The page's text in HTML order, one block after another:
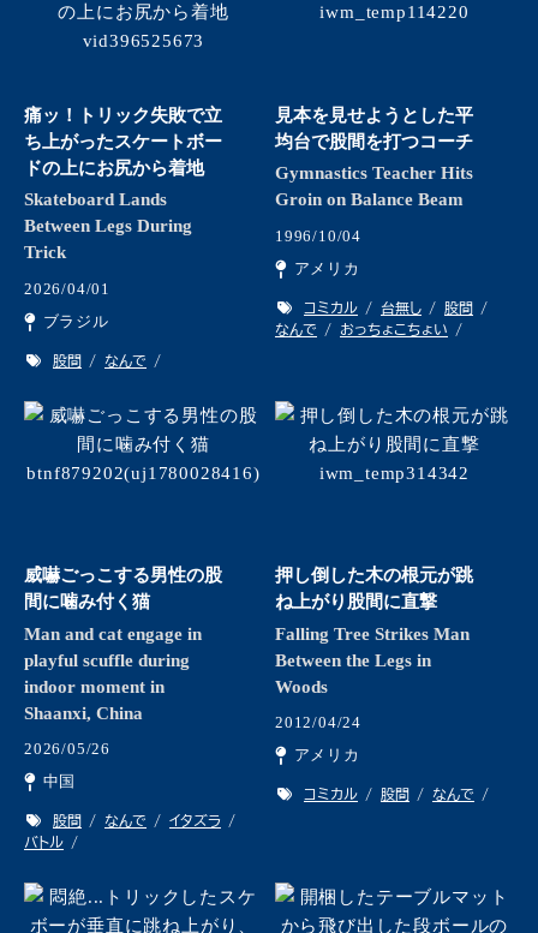
痛ッ！トリック失敗で立
ち上がったスケートボー
ドの上にお尻から着地
Skateboard Lands
Between Legs During
Trick
2026/04/01
ブラジル
股間 なんで
見本を見せようとした平
均台で股間を打つコーチ
Gymnastics Teacher Hits
Groin on Balance Beam
1996/10/04
アメリカ
コミカル 台無し
股間
なんで
おっちょこちょい
威嚇ごっこする男性の股
間に噛み付く猫
Man and cat engage in
playful scuffle during
indoor moment in
Shaanxi, China
2026/05/26
中国
股間 なんで
イタズラ
バトル
押し倒した木の根元が跳
ね上がり股間に直撃
Falling Tree Strikes Man
Between the Legs in
Woods
2012/04/24
アメリカ
コミカル 股間 なんで